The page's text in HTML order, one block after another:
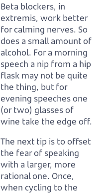
Beta blockers, in
extremis, work better
for calming nerves. So
does a small amount of
alcohol. For a morning
speech a nip from a hip
flask may not be quite
the thing, but for
evening speeches one
(or two) glasses of
wine take the edge off.
The next tip is to offset
the fear of speaking
with a larger, more
rational one. Once,
when cycling to the